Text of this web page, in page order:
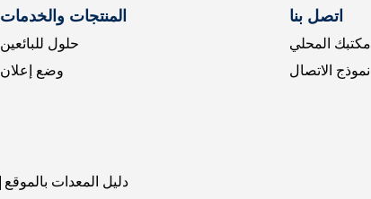
المنتجات والخدمات
حلول للبائعين
وضع إعلان
اتصل بنا
مكتبك المحلي
نموذج الاتصال
دليل المعدات بالموقع